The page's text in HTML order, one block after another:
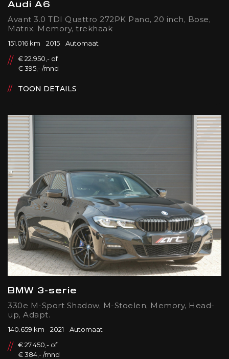
Audi A6
Avant 3.0 TDI Quattro 272PK Pano, 20 inch, Bose,
Matrix, Memory, trekhaak
151.016 km 2015
Automaat
€ 22.950,- of
€ 395,- /mnd
TOON DETAILS
BMW 3-serie
330e M-Sport Shadow, M-Stoelen, Memory, Head-
up, Adapt.
140.659 km 2021
Automaat
€ 27.450,- of
€ 384,- /mnd